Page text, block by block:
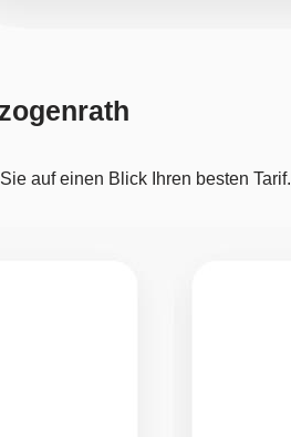
auf einen Blick Ihren besten Tarif.